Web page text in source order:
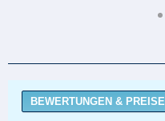
BEWERTUNGEN & PREISE